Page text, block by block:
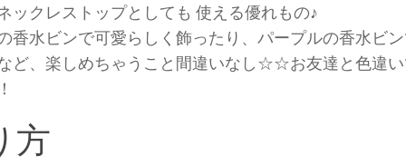
ックレストップとしても 使える優れもの♪
香水ビンで可愛らしく飾ったり、パープルの香水ビ
ど、楽しめちゃうこと間違いなし☆☆お友達と色違
方